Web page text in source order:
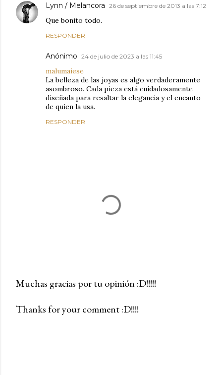
Lynn / Melancora 26 de septiembre de 2013 a las 7:12
Que bonito todo.
RESPONDER
Anónimo 24 de julio de 2023 a las 11:45
malumaiese
La belleza de las joyas es algo verdaderamente
asombroso. Cada pieza está cuidadosamente
diseñada para resaltar la elegancia y el encanto
de quien la usa.
RESPONDER
u
Muchas gracias por tu opinión :D!!!!!
Thanks for your comment :D!!!!